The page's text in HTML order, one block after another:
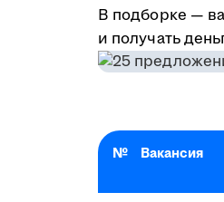
В подборке —
и получать
№ Вакансия